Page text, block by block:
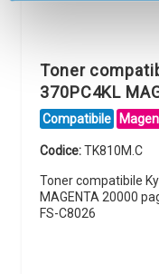
Toner
370PC4KL
Compatibile
Codice:TK810M.C
Toner compatibile
MAGENTA 20000
FS-C8026